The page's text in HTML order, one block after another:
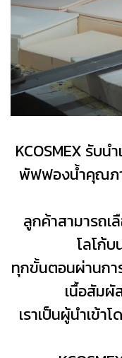
KCOSMEX รับ
พัฟฟองน้ำคุณภ
ลูกค้าสามารถเ
โลโก้
ทุกขั้นตอนผ่านกา
เนื้อสัมผั
เราเป็นผู้นำเข้า